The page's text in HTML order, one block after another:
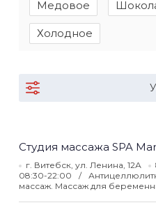
Медовое
Холодное
Студия массажа SPA
г. Витебск, ул. Ленина, 12А
08:30-22:00
массаж. Массаж для